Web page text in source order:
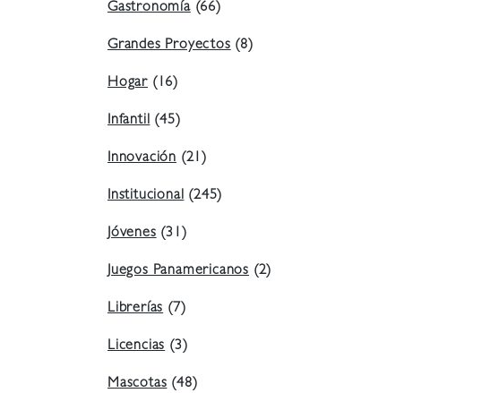
Gastronomía(66)
Grandes Proyectos(8)
Hogar (16)
Infantil(45)
Innovación (21)
Institucional(245)
Jóvenes(31)
Juegos Panamericanos (2)
Librerías(7)
Licencias(3)
Mascotas(48)